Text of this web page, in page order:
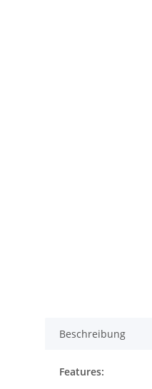
Beschreibung
Features: